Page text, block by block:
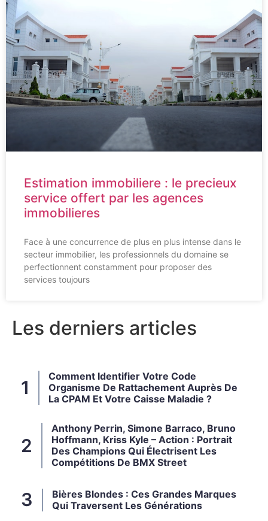
Estimation immobiliere : le precieux
service offert par les agences
immobilieres
Face à une concurrence de plus en plus intense dans le
secteur immobilier, les professionnels du domaine se
perfectionnent constamment pour proposer des
services toujours
Les derniers articles
Comment Identifier Votre Code
Organisme De Rattachement Auprès De
La CPAM Et Votre Caisse Maladie ?
Anthony Perrin, Simone Barraco, Bruno
Hoffmann, Kriss Kyle – Action : Portrait
Des Champions Qui Électrisent Les
Compétitions De BMX Street
Bières Blondes : Ces Grandes Marques
Qui Traversent Les Générations